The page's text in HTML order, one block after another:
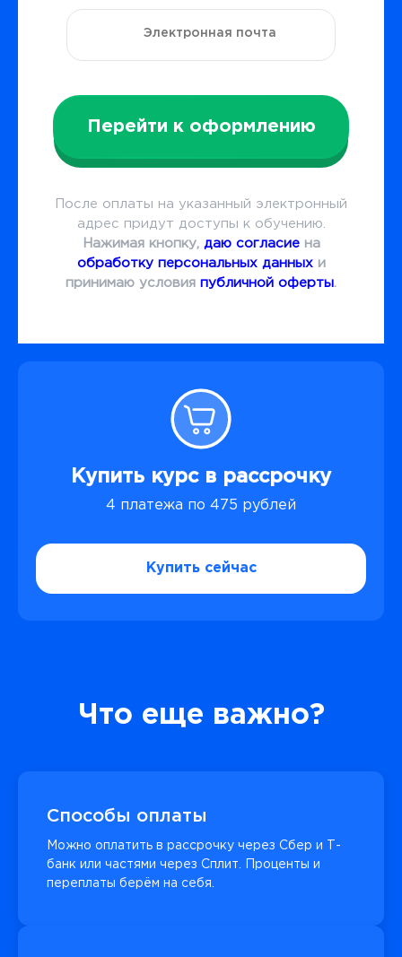
Перейти к оформлению
После оплаты на указанный электронный
адрес придут доступы к обучению.
Нажимая кнопку, даю согласиена
обработку персональных данныхи
принимаю условия публичной оферты.
Купить курс в рассрочку
4 платежа по 475 рублей
Купить сейчас
Что еще важно?
Способы оплаты
Можно оплатить в рассрочку через Сбер и Т-
банк или частями через Сплит. Проценты и
переплаты берём на себя.